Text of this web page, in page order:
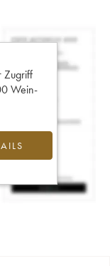
Zugriff
Wein-